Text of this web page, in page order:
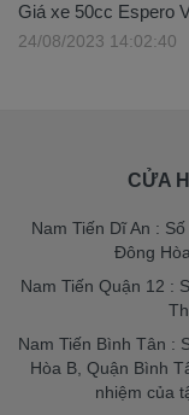
Giá xe 50cc Espero
24/08/2023 14:02:40
CỬA
Nam Tiến Dĩ An :
Đông
Nam Tiến Quận 12 :
Nam Tiến Bình Tân :
Hòa B, Quận Bình
nhiệm của